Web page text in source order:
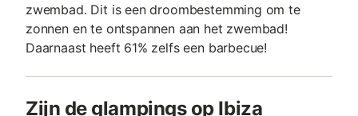
zwembad. Dit is een droombestemming om te
zonnen en te ontspannen aan het zwembad!
Daarnaast heeft 61% zelfs een barbecue!
Zijn de glampings op Ibiza